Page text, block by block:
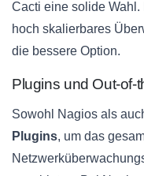
Cacti eine solide
hoch skalierbares
die bessere Option.
Plugins und Out-of-
Sowohl Nagios als
Plugins, um das